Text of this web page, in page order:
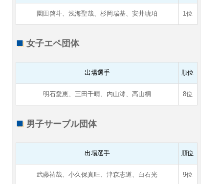
園田啓斗、浅海聖哉、杉岡瑞基、安井琥珀 1位
女子エペ団体
出場選手 順位
明石愛恵、三田千晴、内山澪、高山桐 8位
男子サーブル団体
出場選手 順位
武藤祐哉、小久保真旺、津森志道、白石光 9位